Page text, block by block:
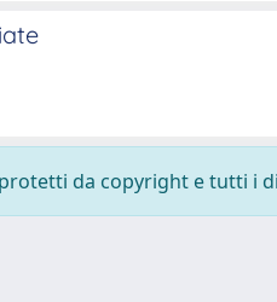
da copyright e tutti i